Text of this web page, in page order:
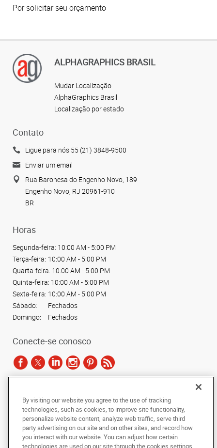
Por solicitar seu orçamento
ALPHAGRAPHICS BRASIL
Mudar Localização
AlphaGraphics Brasil
Localização por estado
Contato
Ligue para nós 55 (21) 3848-9500
Enviar um email
Rua Baronesa do Engenho Novo, 189
Engenho Novo, RJ 20961-910
BR
Horas
Segunda-feira: 10:00 AM - 5:00 PM
Terça-feira: 10:00 AM - 5:00 PM
Quarta-feira: 10:00 AM - 5:00 PM
Quinta-feira: 10:00 AM - 5:00 PM
Sexta-feira: 10:00 AM - 5:00 PM
Sábado:
Fechados
Domingo:
Fechados
Conecte-se conosco
Copyright © 2024 AlphaGraphics Printshops do Brasil. Todos os direitos
copiada, fotocopiada, reproduzida, traduzida ou reduzida a qualquer meio
eletrônico ou forma legível por máquina, no todo ou em parte, sem o
consentimento prévio por escrito da AlphaGraphics Brasil.
By visiting our website you agree to the use of tracking
technologies, such as cookies, to improve site functionality,
personalize website content, analyze web traffic, serve third
party advertising on our site and on other sites, and record how
you interact with our website. You can adjust how certain
technologies are used on our site through the cookies settings